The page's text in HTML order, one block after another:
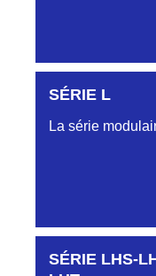
Aucune pièce
SÉRIE L
La série
Aucune pièce
SÉRIE LHS-